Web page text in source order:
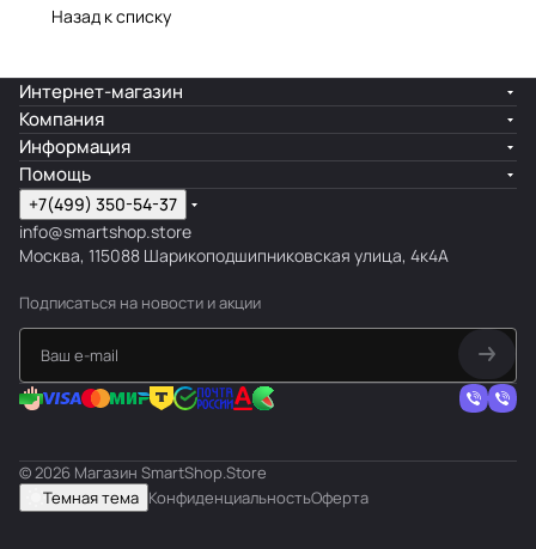
Назад к списку
Интернет-магазин
Компания
Информация
Помощь
+7(499) 350-54-37
info@smartshop.store
Москва, 115088 Шарикоподшипниковская улица, 4к4А
Подписаться на новости и акции
© 2026 Магазин SmartShop.Store
Темная тема КонфиденциальностьОферта